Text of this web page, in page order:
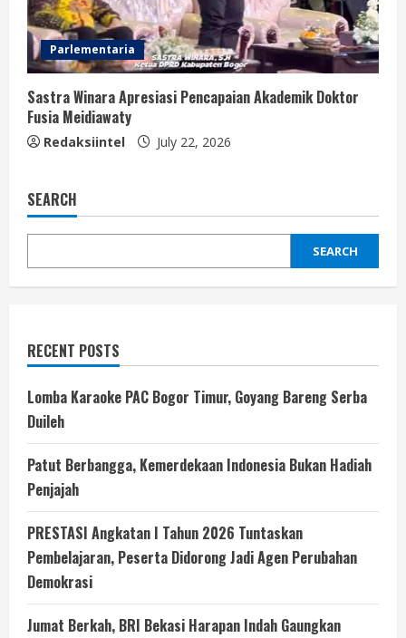
Parlementaria
Sastra Winara Apresiasi Pencapaian Akademik Doktor
Fusia Meidiawaty
Redaksiintel July 22, 2026
SEARCH
SEARCH
RECENT POSTS
Lomba Karaoke PAC Bogor Timur, Goyang Bareng Serba
Duileh
Patut Berbangga, Kemerdekaan Indonesia Bukan Hadiah
Penjajah
PRESTASI Angkatan I Tahun 2026 Tuntaskan
Pembelajaran, Peserta Didorong Jadi Agen Perubahan
Demokrasi
Jumat Berkah, BRI Bekasi Harapan Indah Gaungkan